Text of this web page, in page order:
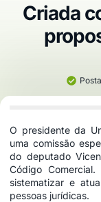
Criada
O presidente da
uma comissão
do deputado
Código
sistematizar e
pessoas jurídicas.